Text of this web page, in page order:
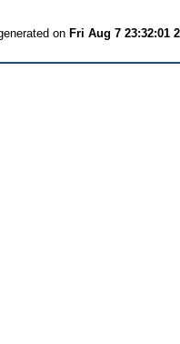
on Fri Aug 7 23:32:01